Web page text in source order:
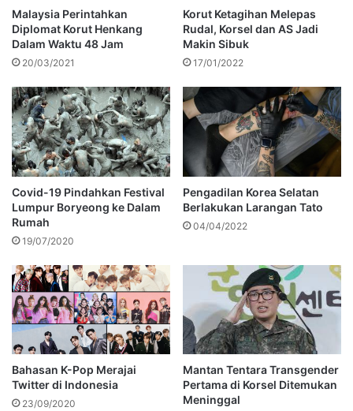
Malaysia Perintahkan
Diplomat Korut Henkang
Dalam Waktu 48 Jam
20/03/2021
Korut Ketagihan Melepas
Rudal, Korsel dan AS Jadi
Makin Sibuk
17/01/2022
Covid-19 Pindahkan Festival
Lumpur Boryeong ke Dalam
Rumah
19/07/2020
Pengadilan Korea Selatan
Berlakukan Larangan Tato
04/04/2022
Bahasan K-Pop Merajai
Twitter di Indonesia
23/09/2020
Mantan Tentara Transgender
Pertama di Korsel Ditemukan
Meninggal